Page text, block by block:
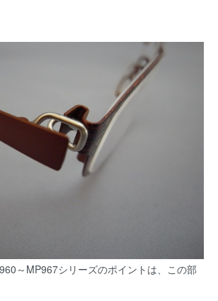
～MP967シリーズのポイントは、この部